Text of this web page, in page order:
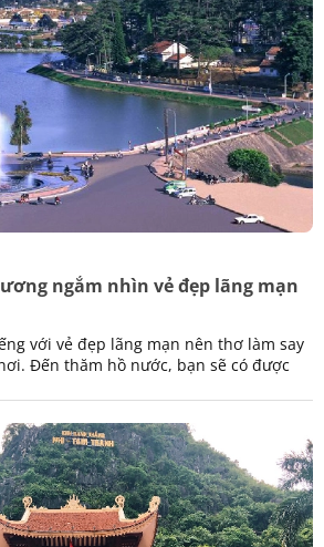
ngắm nhìn vẻ đẹp lãng mạn
với vẻ đẹp lãng mạn nên thơ làm say
Đến thăm hồ nước, bạn sẽ có được